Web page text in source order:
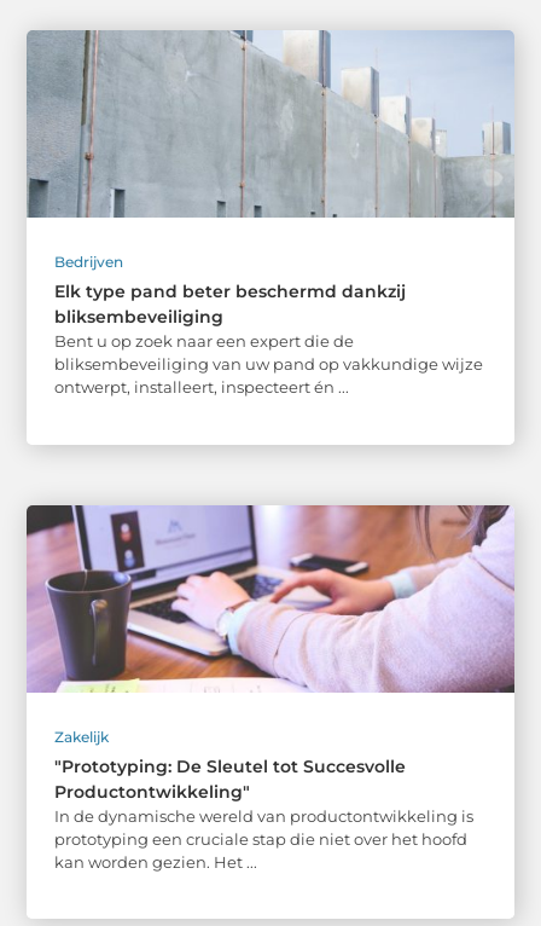
Bedrijven
Elk type pand beter beschermd dankzij
bliksembeveiliging
Bent u op zoek naar een expert die de
bliksembeveiliging van uw pand op vakkundige wijze
ontwerpt, installeert, inspecteert én ...
Zakelijk
"Prototyping: De Sleutel tot Succesvolle
Productontwikkeling"
In de dynamische wereld van productontwikkeling is
prototyping een cruciale stap die niet over het hoofd
kan worden gezien. Het ...